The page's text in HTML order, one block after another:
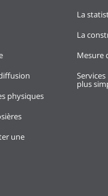
physiques
une
La
La
Mesure
plus